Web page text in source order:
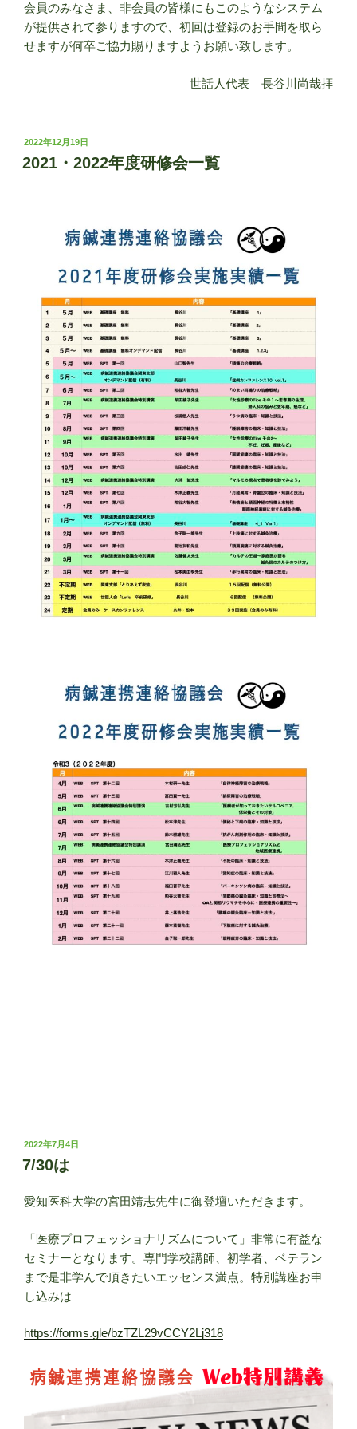
会員のみなさま、非会員の皆様にもこのようなシステム
が提供されて参りますので、初回は登録のお手間を取ら
せますが何卒ご協力賜りますようお願い致します。
世話人代表 長谷川尚哉拝
投
稿
日:
2022年12月19日
2021・2022年度研修会一覧
投
稿
日:
2022年7月4日
7/30は
愛知医科大学の宮田靖志先生に御登壇いただきます。
「医療プロフェッショナリズムについて」非常に有益な
セミナーとなります。専門学校講師、初学者、ベテラン
まで是非学んで頂きたいエッセンス満点。特別講座お申
し込みは
https://forms.gle/bzTZL29vCCY2Lj318